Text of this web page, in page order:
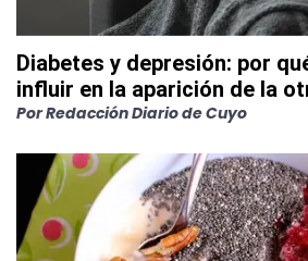
Diabetes y depresión: por
influir en la aparición de la
PorRedacción Diario de Cuyo